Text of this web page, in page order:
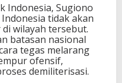
Indonesia, Sugiono
tidak akan
wilayah tersebut.
batasan nasional
tegas melarang
ofensif,
demiliterisasi.